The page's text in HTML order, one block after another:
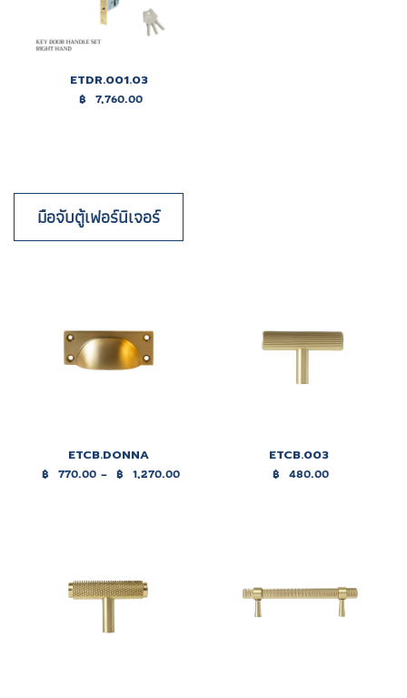
ETDR.001.03
฿ 7,760.00
มือจับตู้เฟอร์นิเจอร์
ETCB.DONNA
฿ 770.00 – ฿ 1,270.00
Price
ETCB.003
฿ 480.00